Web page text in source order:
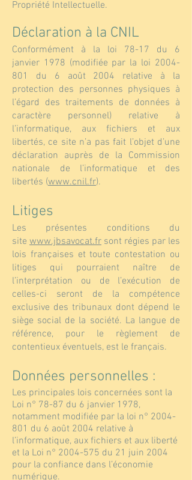
Propriété Intellectuelle.
Déclaration à la CNIL
Conformément à la loi 78-17 du 6
janvier 1978 (modifiée par la loi 2004-
801
du 6 août 2004 relative à la
protection des personnes physiques à
l’égard des traitements de données à
caractère personnel) relative à
l’informatique, aux fichiers et aux
libertés, ce site n’a pas fait l’objet d’une
déclaration auprès de la Commission
nationale de l’informatique et des
libertés (www.cnil.fr).
Litiges
Les présentes conditions du
site www.jbsavocat.fr sont régies par les
lois françaises et toute contestation ou
litiges qui pourraient naître de
l’interprétation ou de l’exécution de
celles-ci seront de la compétence
exclusive des tribunaux dont dépend le
siège social de la société. La langue de
référence, pour le règlement de
contentieux éventuels, est le français.
Données personnelles :
Les principales lois concernées sont la
Loi n° 78-87 du 6 janvier 1978,
notamment modifiée par la loi n° 2004-
801 du 6 août 2004 relative à
l’informatique, aux fichiers et aux liberté
et la Loi n° 2004-575 du 21 juin 2004
pour la confiance dans l’économie
numérique.